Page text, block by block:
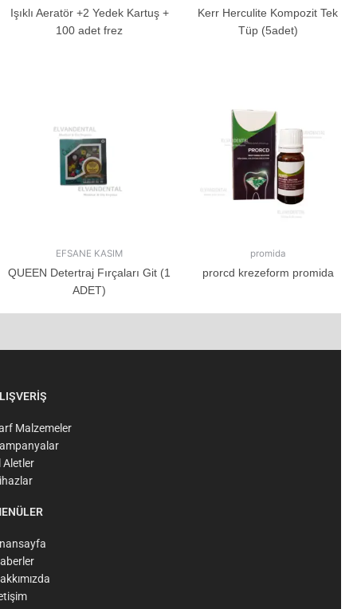
Işıklı Aeratör +2 Yedek Kartuş +
100 adet frez
Kerr Herculite Kompozit Tek
Tüp (5adet)
EFSANE KASIM
QUEEN Detertraj Fırçaları Git (1
ADET)
promida
prorcd krezeform promida
Malzemeler
Aletler